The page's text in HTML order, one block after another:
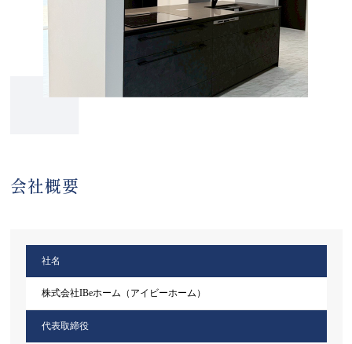
会社概要
社名
株式会社IBeホーム（アイビーホーム）
代表取締役